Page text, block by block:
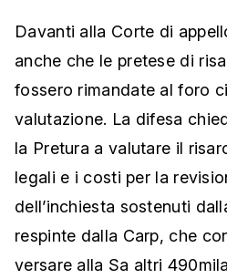
Davanti alla Corte di
anche che le pretese di
fossero rimandate al foro
valutazione. La difesa
la Pretura a valutare il
legali e i costi per la
dell’inchiesta sostenuti
respinte dalla Carp, che
versare alla Sa altri